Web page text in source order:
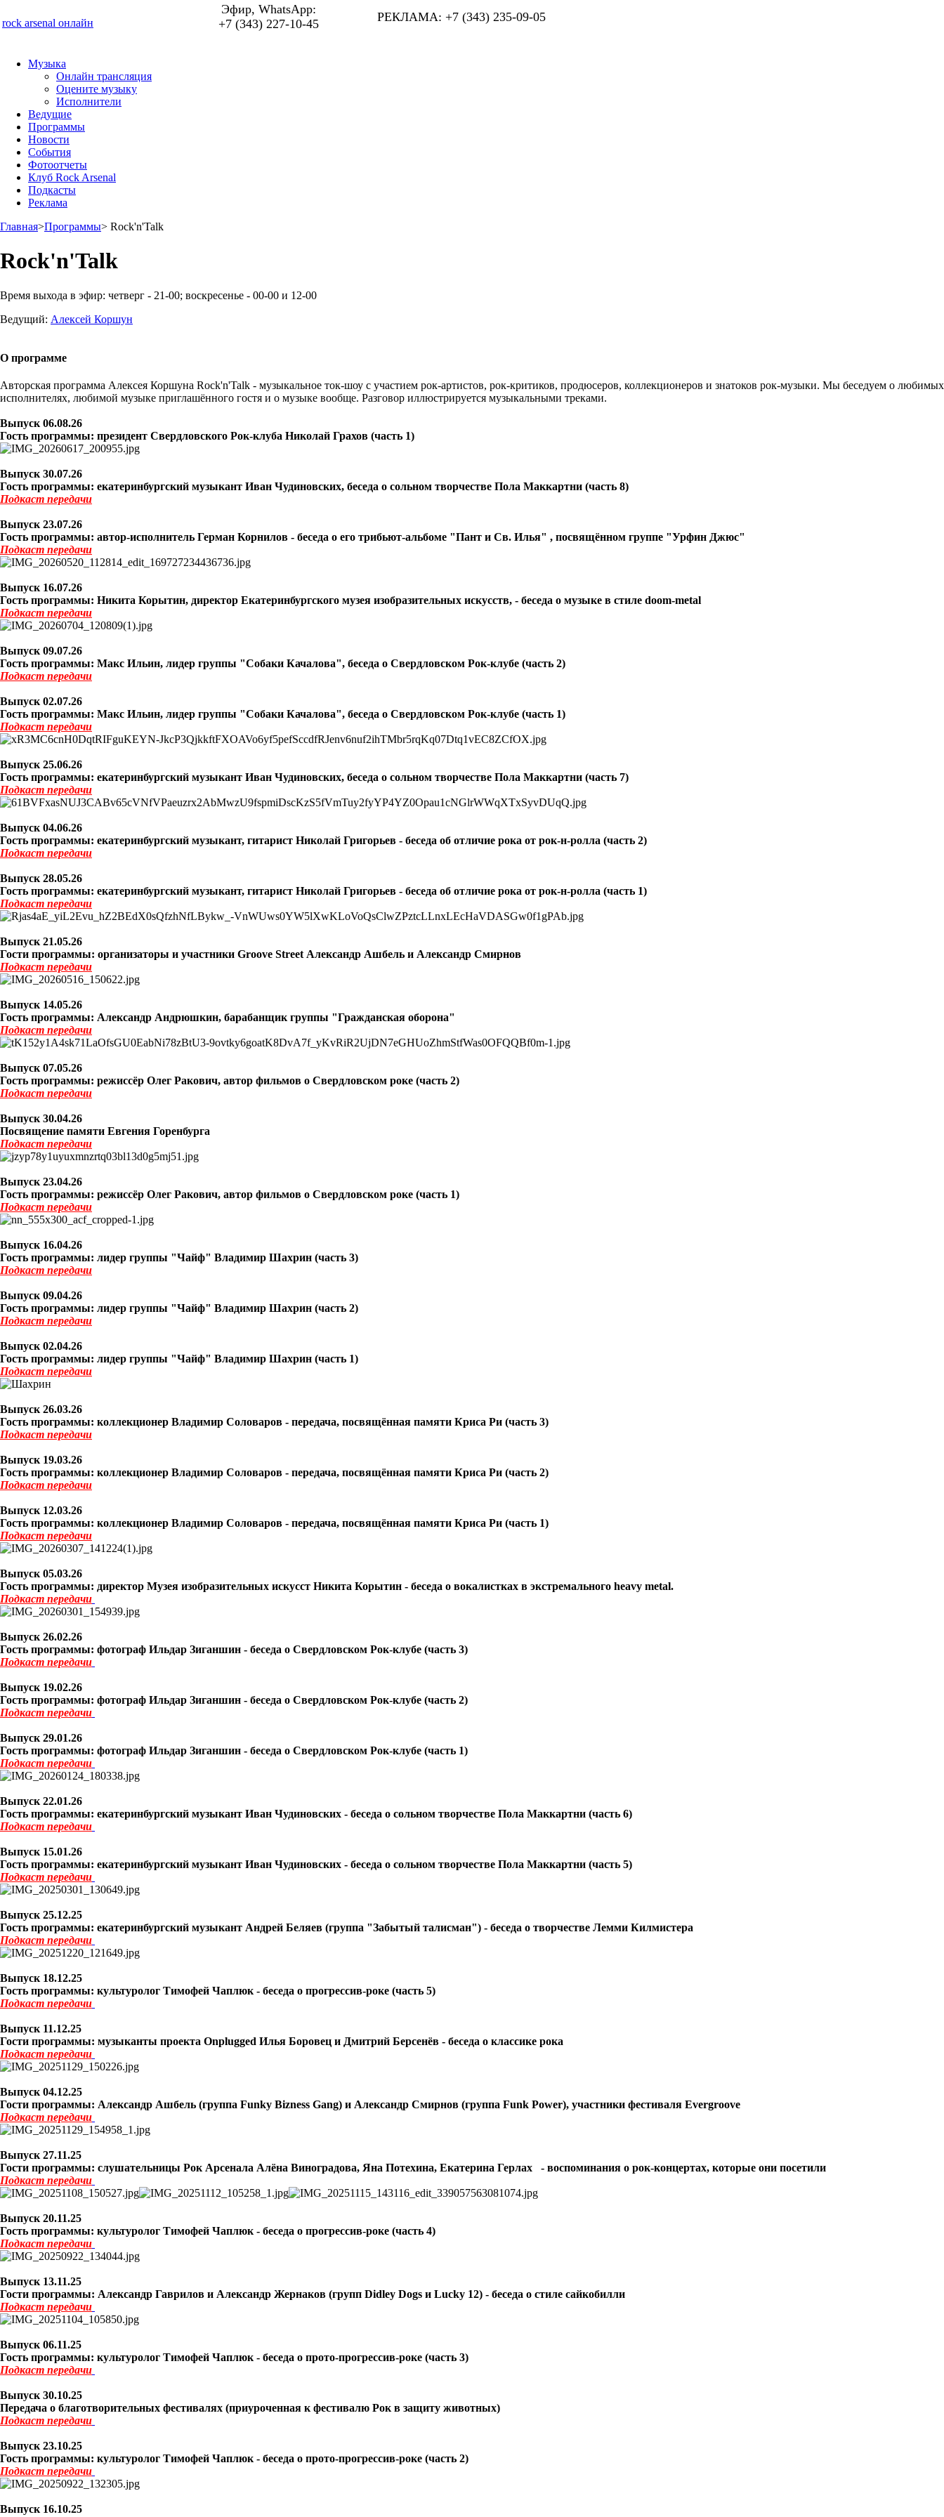
rock arsenal онлайн
Эфир, WhatsApp:
+7 (343) 227-10-45
РЕКЛАМА: +7 (343) 235-09-05
Музыка
Онлайн трансляция
Оцените музыку
Исполнители
Ведущие
Программы
Новости
События
Фотоотчеты
Клуб Rock Arsenal
Подкасты
Реклама
Главная>Программы> Rock'n'Talk
Rock'n'Talk
Время выхода в эфир: четверг - 21-00; воскресенье - 00-00 и 12-00
Ведущий: Алексей Коршун
О программе
Авторская программа Алексея Коршуна Rock'n'Talk - музыкальное ток-шоу с участием рок-артистов, рок-критиков, продюсеров, коллекционеров и знатоков рок-музыки. Мы беседуем о любимых
исполнителях, любимой музыке приглашённого гостя и о музыке вообще. Разговор иллюстрируется музыкальными треками.
Выпуск 06.08.26
Гость программы: президент Свердловского Рок-клуба Николай Грахов (часть 1)
Выпуск 30.07.26
Гость программы: екатеринбургский музыкант Иван Чудиновских, беседа о сольном творчестве Пола Маккартни (часть 8)
Подкаст передачи
Выпуск 23.07.26
Гость программы: автор-исполнитель Герман Корнилов - беседа о его трибьют-альбоме "Пант и Св. Илья" , посвящённом группе "Урфин Джюс"
Подкаст передачи
Выпуск 16.07.26
Гость программы: Никита Корытин, директор Екатеринбургского музея изобразительных искусств, - беседа о музыке в стиле doom-metal
Подкаст передачи
Выпуск 09.07.26
Гость программы: Макс Ильин, лидер группы "Собаки Качалова", беседа о Свердловском Рок-клубе (часть 2)
Подкаст передачи
Выпуск 02.07.26
Гость программы: Макс Ильин, лидер группы "Собаки Качалова", беседа о Свердловском Рок-клубе (часть 1)
Подкаст передачи
Выпуск 25.06.26
Гость программы: екатеринбургский музыкант Иван Чудиновских, беседа о сольном творчестве Пола Маккартни (часть 7)
Подкаст передачи
Выпуск 04.06.26
Гость программы: екатеринбургский музыкант, гитарист Николай Григорьев - беседа об отличие рока от рок-н-ролла (часть 2)
Подкаст передачи
Выпуск 28.05.26
Гость программы: екатеринбургский музыкант, гитарист Николай Григорьев - беседа об отличие рока от рок-н-ролла (часть 1)
Подкаст передачи
Выпуск 21.05.26
Гости программы: организаторы и участники Groove Street Александр Ашбель и Александр Смирнов
Подкаст передачи
Выпуск 14.05.26
Гость программы: Александр Андрюшкин, барабанщик группы "Гражданская оборона"
Подкаст передачи
Выпуск 07.05.26
Гость программы: режиссёр Олег Ракович, автор фильмов о Свердловском роке (часть 2)
Подкаст передачи
Выпуск 30.04.26
Посвящение памяти Евгения Горенбурга
Подкаст передачи
Выпуск 23.04.26
Гость программы: режиссёр Олег Ракович, автор фильмов о Свердловском роке (часть 1)
Подкаст передачи
Выпуск 16.04.26
Гость программы: лидер группы "Чайф" Владимир Шахрин (часть 3)
Подкаст передачи
Выпуск 09.04.26
Гость программы: лидер группы "Чайф" Владимир Шахрин (часть 2)
Подкаст передачи
Выпуск 02.04.26
Гость программы: лидер группы "Чайф" Владимир Шахрин (часть 1)
Подкаст передачи
Выпуск 26.03.26
Гость программы: коллекционер Владимир Соловаров - передача, посвящённая памяти Криса Ри (часть 3)
Подкаст передачи
Выпуск 19.03.26
Гость программы: коллекционер Владимир Соловаров - передача, посвящённая памяти Криса Ри (часть 2)
Подкаст передачи
Выпуск 12.03.26
Гость программы: коллекционер Владимир Соловаров - передача, посвящённая памяти Криса Ри (часть 1)
Подкаст передачи
Выпуск 05.03.26
Гость программы: директор Музея изобразительных искусст Никита Корытин - беседа о вокалистках в экстремального heavy metal.
Подкаст передачи
Выпуск 26.02.26
Гость программы: фотограф Ильдар Зиганшин - беседа о Свердловском Рок-клубе (часть 3)
Подкаст передачи
Выпуск 19.02.26
Гость программы: фотограф Ильдар Зиганшин - беседа о Свердловском Рок-клубе (часть 2)
Подкаст передачи
Выпуск 29.01.26
Гость программы: фотограф Ильдар Зиганшин - беседа о Свердловском Рок-клубе (часть 1)
Подкаст передачи
Выпуск 22.01.26
Гость программы: екатеринбургский музыкант Иван Чудиновских - беседа о сольном творчестве Пола Маккартни (часть 6)
Подкаст передачи
Выпуск 15.01.26
Гость программы: екатеринбургский музыкант Иван Чудиновских - беседа о сольном творчестве Пола Маккартни (часть 5)
Подкаст передачи
Выпуск 25.12.25
Гость программы: екатеринбургский музыкант Андрей Беляев (группа "Забытый талисман") - беседа о творчестве Лемми Килмистера
Подкаст передачи
Выпуск 18.12.25
Гость программы: культуролог Тимофей Чаплюк - беседа о прогрессив-роке (часть 5)
Подкаст передачи
Выпуск 11.12.25
Гости программы: музыканты проекта Onplugged Илья Боровец и Дмитрий Берсенёв - беседа о классике рока
Подкаст передачи
Выпуск 04.12.25
Гости программы: Александр Ашбель (группа Funky Bizness Gang) и Александр Смирнов (группа Funk Power), участники фестиваля Evergroove
Подкаст передачи
Выпуск 27.11.25
Гости программы: слушательницы Рок Арсенала Алёна Виноградова, Яна Потехина, Екатерина Герлах - воспоминания о рок-концертах, которые они посетили
Подкаст передачи
Выпуск 20.11.25
Гость программы: культуролог Тимофей Чаплюк - беседа о прогрессив-роке (часть 4)
Подкаст передачи
Выпуск 13.11.25
Гости программы: Александр Гаврилов и Александр Жернаков (групп Didley Dogs и Lucky 12) - беседа о стиле сайкобилли
Подкаст передачи
Выпуск 06.11.25
Гость программы: культуролог Тимофей Чаплюк - беседа о прото-прогрессив-роке (часть 3)
Подкаст передачи
Выпуск 30.10.25
Передача о благотворительных фестивалях (приуроченная к фестивалю Рок в защиту животных)
Подкаст передачи
Выпуск 23.10.25
Гость программы: культуролог Тимофей Чаплюк - беседа о прото-прогрессив-роке (часть 2)
Подкаст передачи
Выпуск 16.10.25